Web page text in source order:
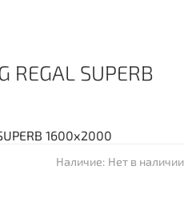
Наличие: Нет в наличии
REGAL SUPERB
1600х2000